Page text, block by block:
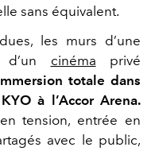
sans équivalent.
les murs d’une
d’un cinéma privé
totale dans
à l’Accor Arena.
tension, entrée en
avec le public,